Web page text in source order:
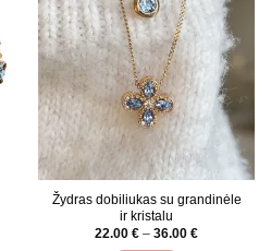
Žydras dobiliukas su grandinėle
ir kristalu
22.00 € – 36.00 €Price